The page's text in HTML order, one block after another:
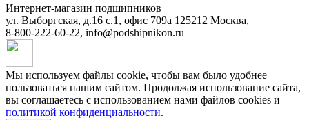
Интернет-магазин подшипников
ул. Выборгская, д.16 с.1, офис 709а 125212 Москва,
8-800-222-60-22, info@podshipnikon.ru
Мы используем файлы cookie, чтобы вам было удобнее
пользоваться нашим сайтом. Продолжая использование сайта,
вы соглашаетесь c использованием нами файлов cookies и
политикой конфиденциальности.